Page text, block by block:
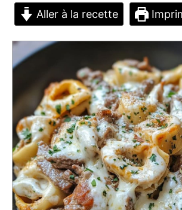
Aller à la recette